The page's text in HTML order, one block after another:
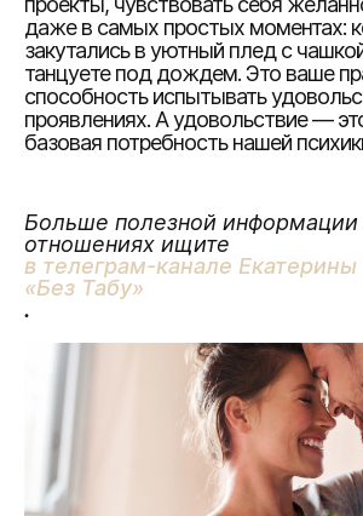
даже в самых простых моментах:
закутались в уютный плед с
танцуете под дождем. Это ваше
способность испытывать
проявлениях. А удовольствие —
базовая потребность нашей
Больше полезной информации
отношениях ищите
в телеграм-канале
«Без Табу»
.